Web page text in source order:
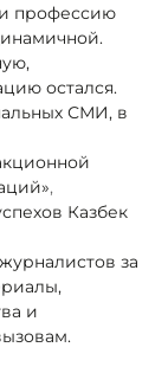
профессию
остался.
СМИ, в
,
Казбек
за
и